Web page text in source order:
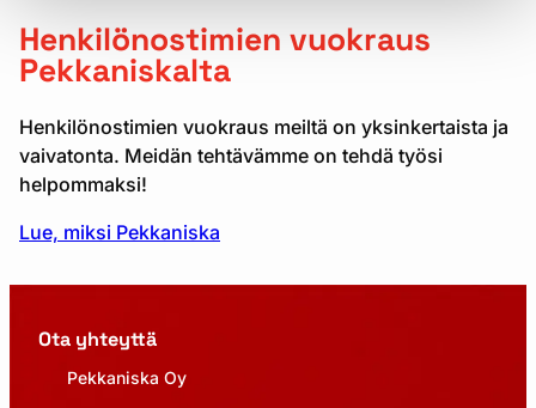
Henkilönostimien vuokraus
Pekkaniskalta
Henkilönostimien vuokraus meiltä on yksinkertaista ja
vaivatonta. Meidän tehtävämme on tehdä työsi
helpommaksi!
Lue, miksi Pekkaniska
Ota yhteyttä
Pekkaniska Oy